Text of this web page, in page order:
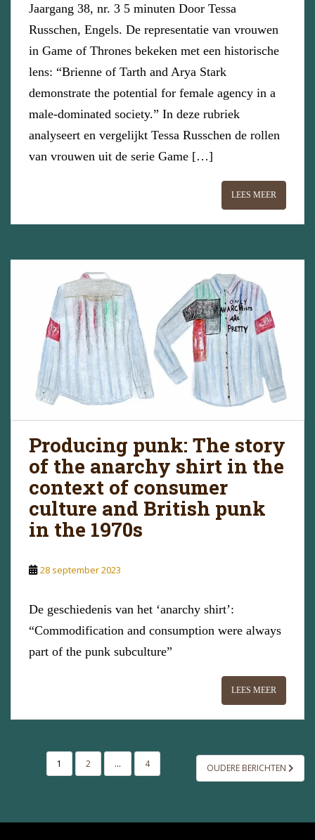
Jaargang 38, nr. 3 5 minuten Door Tessa
Russchen, Engels. De representatie van vrouwen
in Game of Thrones bekeken met een historische
lens: “Brienne of Tarth and Arya Stark
demonstrate the potential for female agency in a
male-dominated society.” In deze rubriek
analyseert en vergelijkt Tessa Russchen de rollen
van vrouwen uit de serie Game […]
LEES MEER
Producing punk: The story
of the anarchy shirt in the
context of consumer
culture and British punk
in the 1970s
28 september 2023
De geschiedenis van het ‘anarchy shirt’:
“Commodification and consumption were always
part of the punk subculture”
LEES MEER
BERICHTEN
PAGINERING
1 2 … 4 OUDERE BERICHTEN